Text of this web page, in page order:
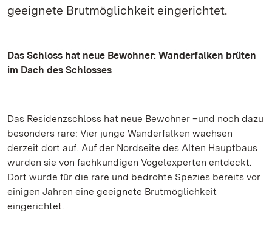
geeignete Brutmöglichkeit eingerichtet.
Das Schloss hat neue Bewohner: Wanderfalken brüten
im Dach des Schlosses
Das Residenzschloss hat neue Bewohner –und noch dazu
besonders rare: Vier junge Wanderfalken wachsen
derzeit dort auf. Auf der Nordseite des Alten Hauptbaus
wurden sie von fachkundigen Vogelexperten entdeckt.
Dort wurde für die rare und bedrohte Spezies bereits vor
einigen Jahren eine geeignete Brutmöglichkeit
eingerichtet.